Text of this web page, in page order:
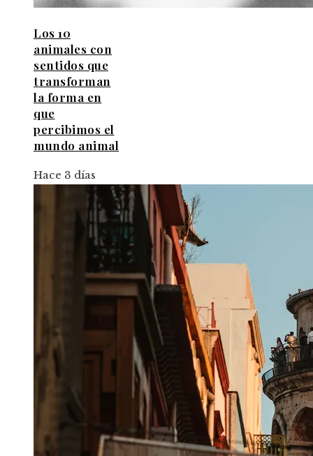
Los 10
animales con
sentidos que
transforman
la forma en
que
percibimos el
mundo animal
Hace 3 días